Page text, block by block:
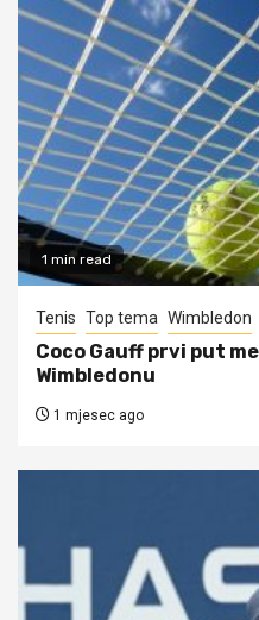
1 min read
Tenis Top tema Wimbledon
Coco Gauff prvi put
Wimbledonu
1 mjesec ago